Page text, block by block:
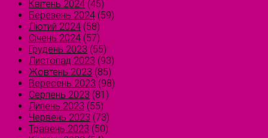
Квітень 2024 (45)
Березень 2024 (59)
Лютий 2024 (58)
Січень 2024 (57)
Грудень 2023 (55)
Листопад 2023 (93)
Жовтень 2023 (85)
Вересень 2023 (98)
Серпень 2023 (81)
Липень 2023 (55)
Червень 2023 (73)
Травень 2023 (50)